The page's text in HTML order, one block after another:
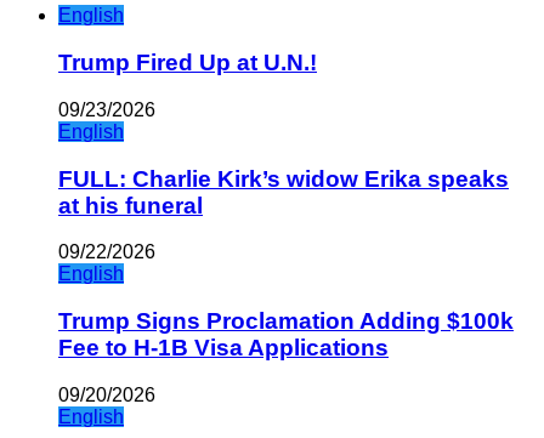
English
Trump Fired Up at U.N.!
09/23/2026
English
FULL: Charlie Kirk’s widow Erika speaks
at his funeral
09/22/2026
English
Trump Signs Proclamation Adding $100k
Fee to H-1B Visa Applications
09/20/2026
English